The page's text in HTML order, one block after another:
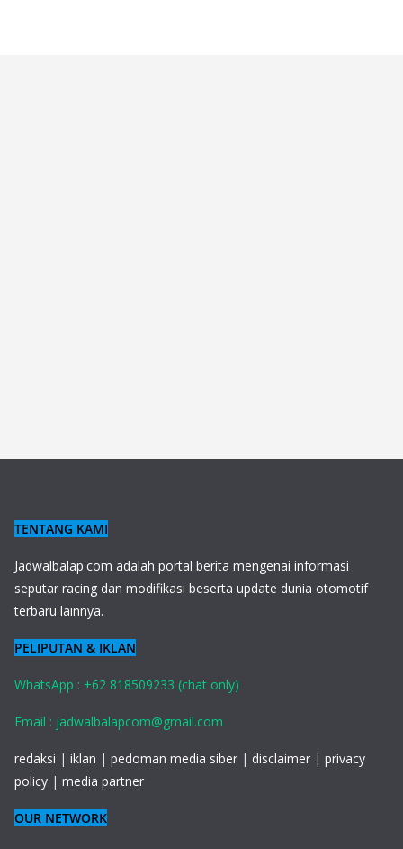
TENTANG KAMI
Jadwalbalap.com adalah portal berita mengenai informasi
seputar racing dan modifikasi beserta update dunia otomotif
terbaru lainnya.
PELIPUTAN & IKLAN
WhatsApp : +62 818509233 (chat only)
Email : jadwalbalapcom@gmail.com
redaksi | iklan | pedoman media siber | disclaimer | privacy
policy | media partner
OUR NETWORK